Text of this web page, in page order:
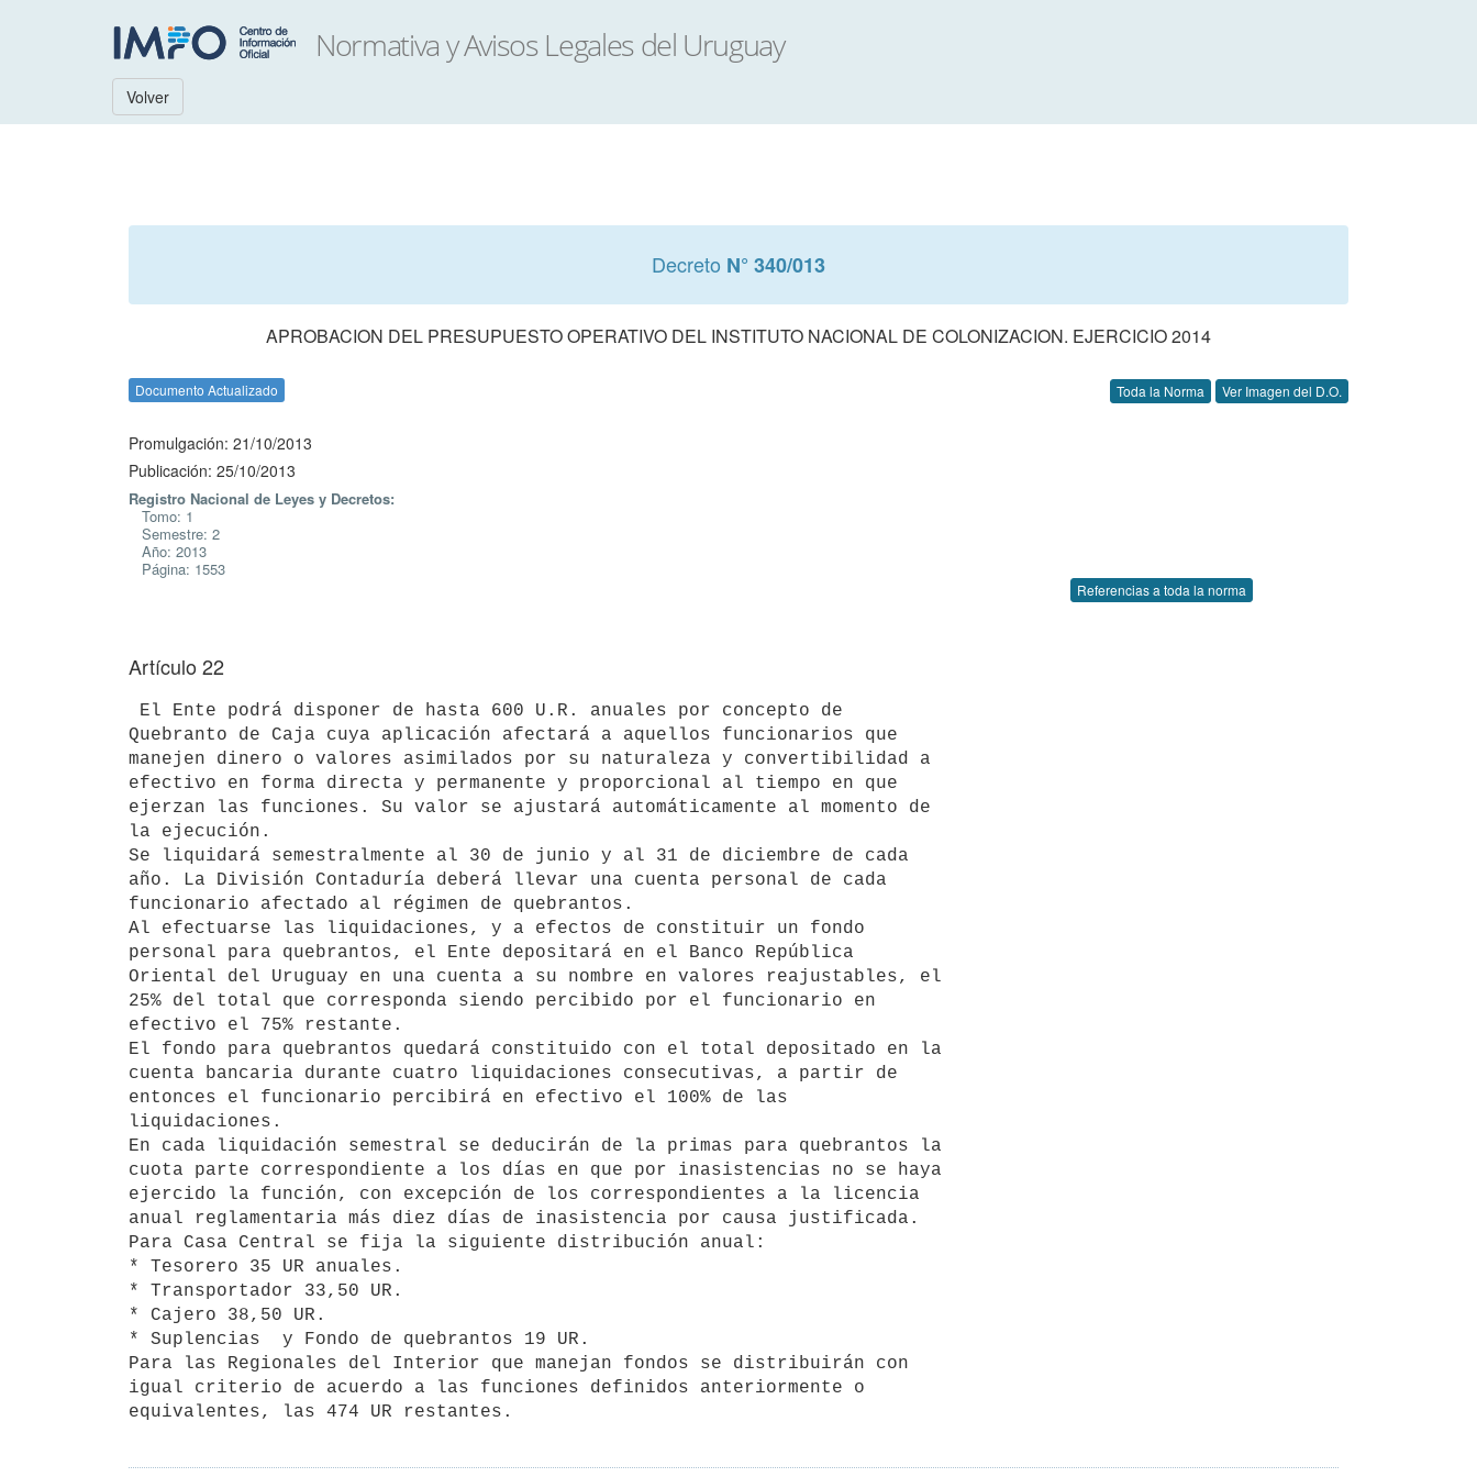
Volver
Decreto N° 340/013
APROBACION DEL PRESUPUESTO OPERATIVO DEL INSTITUTO NACIONAL DE COLONIZACION. EJERCICIO 2014
Documento Actualizado Toda la Norma Ver Imagen del D.O.
Promulgación: 21/10/2013
Publicación: 25/10/2013
Registro Nacional de Leyes y Decretos:
Tomo: 1
Semestre: 2
Año: 2013
Página: 1553
Referencias a toda la norma
Artículo 22
Quebranto de Caja cuya aplicación afectará a aquellos funcionarios que
manejen dinero o valores asimilados por su naturaleza y convertibilidad a
efectivo en forma directa y permanente y proporcional al tiempo en que
ejerzan las funciones. Su valor se ajustará automáticamente al momento de
la ejecución.
Se liquidará semestralmente al 30 de junio y al 31 de diciembre de cada
año. La División Contaduría deberá llevar una cuenta personal de cada
funcionario afectado al régimen de quebrantos.
Al efectuarse las liquidaciones, y a efectos de constituir un fondo
personal para quebrantos, el Ente depositará en el Banco República
Oriental del Uruguay en una cuenta a su nombre en valores reajustables, el
25% del total que corresponda siendo percibido por el funcionario en
efectivo el 75% restante.
El fondo para quebrantos quedará constituido con el total depositado en la
cuenta bancaria durante cuatro liquidaciones consecutivas, a partir de
entonces el funcionario percibirá en efectivo el 100% de las
liquidaciones.
En cada liquidación semestral se deducirán de la primas para quebrantos la
cuota parte correspondiente a los días en que por inasistencias no se haya
ejercido la función, con excepción de los correspondientes a la licencia
anual reglamentaria más diez días de inasistencia por causa justificada.
Para Casa Central se fija la siguiente distribución anual:
* Tesorero 35 UR anuales.
* Transportador 33,50 UR.
* Cajero 38,50 UR.
* Suplencias  y Fondo de quebrantos 19 UR.
Para las Regionales del Interior que manejan fondos se distribuirán con
igual criterio de acuerdo a las funciones definidos anteriormente o